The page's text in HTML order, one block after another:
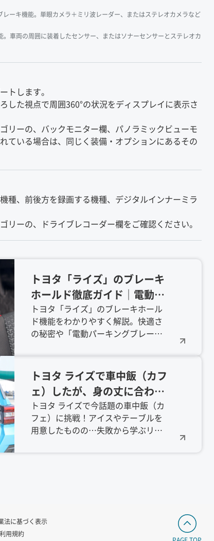
ーキ機能。単眼カメラ＋ミリ波レーダー、またはステレオカメラなど
車両の周囲に装着したセンサー、またはソナーセンサーとステレオカ
トします。
した視点で周囲360°の状況をディスプレイに表示さ
リーの、バックモニター欄、パノラミックビューモ
ている場合は、同じく装備・オプションにあるその
種、前後方を録画する機種、デジタルインナーミラ
ーの、ドライブレコーダー欄をご確認ください。
トヨタ「ライズ」のブレーキ
ホールド徹底ガイド｜電動パ
ーキングブレーキの確認方法
トヨタ「ライズ」のブレーキホール
ド機能をわかりやすく解説。快適さ
の秘密や「電動パーキングブレーキ
トヨタ ライズで車中飯（カフ
ェ）したが、身の丈に合わな
かった話
トヨタ ライズで今話題の車中飯（カ
フェ）に挑戦！アイスやテーブルを
用意したものの…失敗から学ぶリア
法に基づく表示
用規約